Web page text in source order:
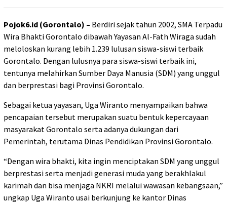
Pojok6.id (Gorontalo) – Berdiri sejak tahun 2002, SMA Terpadu
Wira Bhakti Gorontalo dibawah Yayasan Al-Fath Wiraga sudah
meloloskan kurang lebih 1.239 lulusan siswa-siswi terbaik
Gorontalo. Dengan lulusnya para siswa-siswi terbaik ini,
tentunya melahirkan Sumber Daya Manusia (SDM) yang unggul
dan berprestasi bagi Provinsi Gorontalo.
Sebagai ketua yayasan, Uga Wiranto menyampaikan bahwa
pencapaian tersebut merupakan suatu bentuk kepercayaan
masyarakat Gorontalo serta adanya dukungan dari
Pemerintah, terutama Dinas Pendidikan Provinsi Gorontalo.
“Dengan wira bhakti, kita ingin menciptakan SDM yang unggul
berprestasi serta menjadi generasi muda yang berakhlakul
karimah dan bisa menjaga NKRI melalui wawasan kebangsaan,”
ungkap Uga Wiranto usai berkunjung ke kantor Dinas